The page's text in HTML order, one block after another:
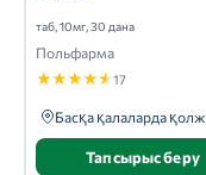
таб, 10мг, 30 дана
Польфарма
★★★★★17
Басқа қалаларда
Тапсырыс беру